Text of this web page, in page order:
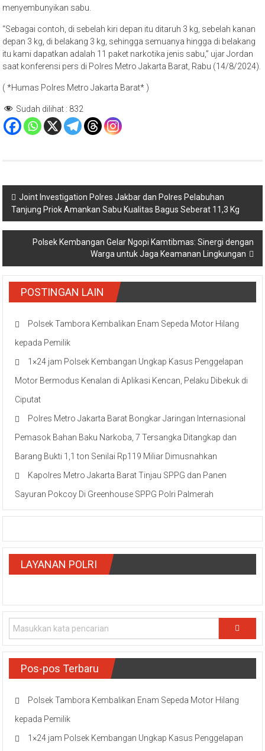
menyembunyikan sabu.
“Sebagai contoh, di sebelah kiri depan itu ditaruh 3 kg, sebelah kanan
depan 3 kg, di belakang 3 kg, sehingga semuanya hingga di belakang
itu kami dapatkan adalah 11 paket narkotika jenis sabu,” ujar Jordan
saat konferensi pers di Polres Metro Jakarta Barat, Rabu (14/8/2024).
( *Humas Polres Metro Jakarta Barat* )
Sudah dilihat : 832
Navigasi
pos
Joint Investigation Polres Jakbar dan Polres Pelabuhan
Tanjung Priok Amankan Sabu Kualitas Bagus Seberat 11,3 Kg
Polsek Kembangan Gelar Ngopi Kamtibmas: Sinergi dengan
Warga untuk Jaga Keamanan Lingkungan
POSTINGAN LAIN
Polsek Tambora Kembalikan Enam Sepeda Motor Hilang
kepada Pemilik
1×24 jam Polsek Kembangan Ungkap Kasus Penggelapan
Motor Bermodus Kenalan di Aplikasi Kencan, Pelaku Dibekuk di
Ciputat
Polres Metro Jakarta Barat Bongkar Jaringan Internasional
Pemasok Bahan Baku Narkoba, 7 Tersangka Ditangkap dan
Barang Bukti 1,1 ton Senilai Rp119 Miliar Dimusnahkan
Kapolres Metro Jakarta Barat Tinjau SPPG dan Panen
Sayuran Pokcoy Di Greenhouse SPPG Polri Palmerah
LAYANAN POLRI
Pos-pos Terbaru
Polsek Tambora Kembalikan Enam Sepeda Motor Hilang
kepada Pemilik
1×24 jam Polsek Kembangan Ungkap Kasus Penggelapan